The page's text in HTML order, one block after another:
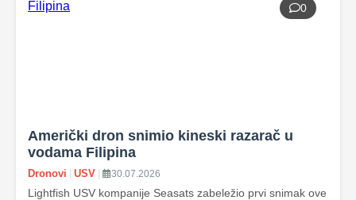
0
Američki dron snimio kineski razarač u
vodama Filipina
Dronovi USV 30.07.2026
Lightfish USV kompanije Seasats zabeležio prvi snimak ove